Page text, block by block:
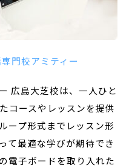
門校アミティー
広島大芝校は、一人ひと
コースやレッスンを提供
ープ形式までレッスン形
て最適な学びが期待でき
電子ボードを取り入れた